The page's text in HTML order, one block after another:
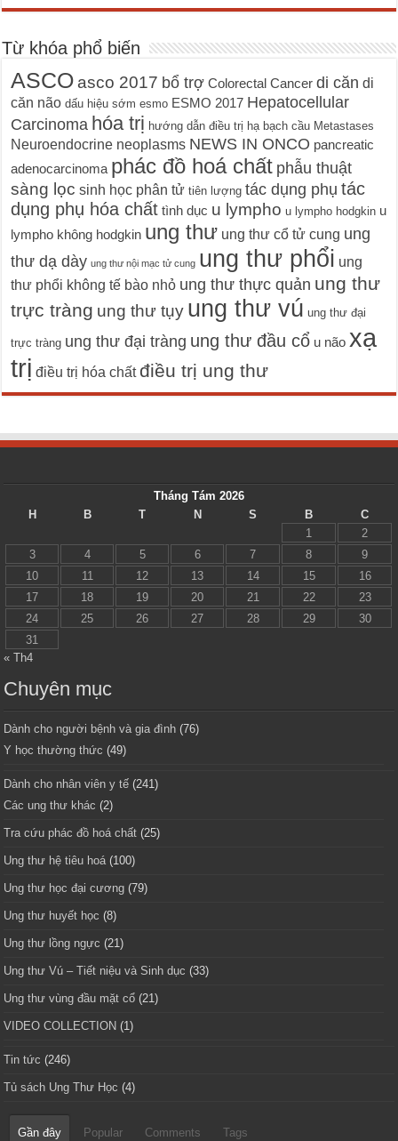
Từ khóa phổ biến
ASCO asco 2017 bổ trợ Colorectal Cancer di căn di
căn não dấu hiệu sớm esmo ESMO 2017 Hepatocellular
Carcinoma hóa trị hướng dẫn điều trị hạ bạch cầu Metastases
Neuroendocrine neoplasms NEWS IN ONCO pancreatic
adenocarcinoma phác đồ hoá chất phẫu thuật
sàng lọc sinh học phân tử tiên lượng tác dụng phụ tác
dụng phụ hóa chất tình dục u lympho u lympho hodgkin u
lympho không hodgkin ung thư ung thư cổ tử cung ung
thư dạ dày ung thư nội mạc tử cung ung thư phổi ung
thư phổi không tế bào nhỏ ung thư thực quản ung thư
trực tràng ung thư tụy ung thư vú ung thư đại
trực tràng ung thư đại tràng ung thư đầu cổ u não xạ
trị điều trị hóa chất điều trị ung thư
Tháng Tám 2026
H
B T N S B
C
1
2
3
4 5 6 7 8
9
10
11 12 13 14 15
16
17
18 19 20 21 22
23
24
25 26 27 28 29
30
31
« Th4
Chuyên mục
Dành cho người bệnh và gia đình (76)
Y học thường thức (49)
Dành cho nhân viên y tế (241)
Các ung thư khác (2)
Tra cứu phác đồ hoá chất (25)
Ung thư hệ tiêu hoá(100)
Ung thư học đại cương (79)
Ung thư huyết học (8)
Ung thư lồng ngực (21)
Ung thư Vú – Tiết niệu và Sinh dục (33)
Ung thư vùng đầu mặt cổ (21)
VIDEO COLLECTION (1)
Tin tức (246)
Tủ sách Ung Thư Học (4)
Gần đây Popular Comments Tags